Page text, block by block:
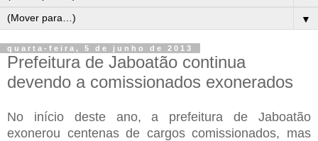
▼
quarta-feira, 5 de junho de 2013
Prefeitura de Jaboatão continua
devendo a comissionados exonerados
No início deste ano, a prefeitura de Jaboatão
exonerou centenas de cargos comissionados, mas